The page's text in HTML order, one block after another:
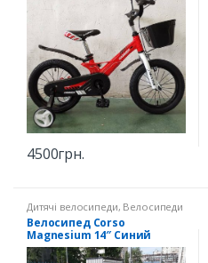
4500грн.
Дитячі велосипеди, Велосипеди
14" зріст 90-107 см
Велосипед Corso
Magnesium 14″ Синий